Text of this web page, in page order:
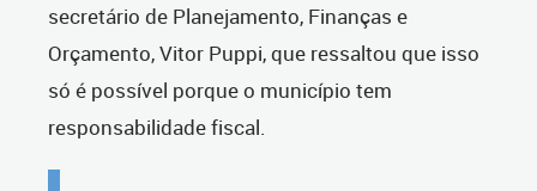
secretário de Planejamento, Finanças e
Orçamento, Vitor Puppi, que ressaltou que isso
só é possível porque o município tem
responsabilidade fiscal.